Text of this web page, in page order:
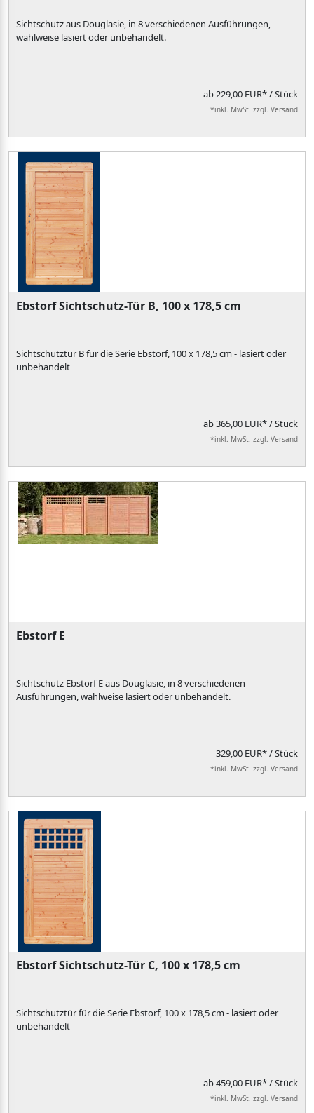
Sichtschutz aus Douglasie, in 8 verschiedenen Ausführungen,
wahlweise lasiert oder unbehandelt.
ab229,00 EUR*/ Stück
*inkl. MwSt. zzgl. Versand
Ebstorf Sichtschutz-Tür B, 100 x 178,5 cm
Sichtschutztür B für die Serie Ebstorf, 100 x 178,5 cm - lasiert oder
unbehandelt
ab365,00 EUR*/ Stück
*inkl. MwSt. zzgl. Versand
Ebstorf E
Sichtschutz Ebstorf E aus Douglasie, in 8 verschiedenen
Ausführungen, wahlweise lasiert oder unbehandelt.
329,00 EUR*/ Stück
*inkl. MwSt. zzgl. Versand
Ebstorf Sichtschutz-Tür C, 100 x 178,5 cm
Sichtschutztür für die Serie Ebstorf, 100 x 178,5 cm - lasiert oder
unbehandelt
ab459,00 EUR*/ Stück
*inkl. MwSt. zzgl. Versand